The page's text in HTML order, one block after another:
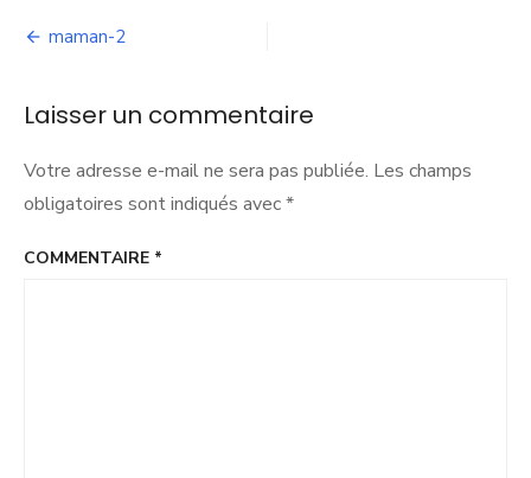
Navigation
l’article
maman-2
Laisser un commentaire
Votre adresse e-mail ne sera pas publiée. Les champs
obligatoires sont indiqués avec*
COMMENTAIRE *